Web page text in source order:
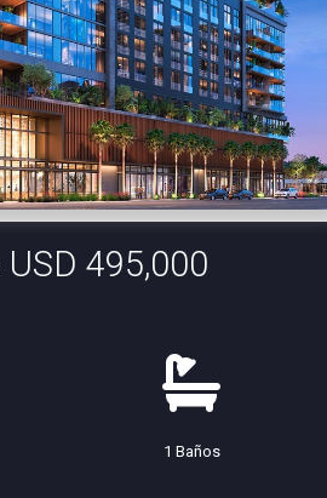
USD 495,000
1 Baños